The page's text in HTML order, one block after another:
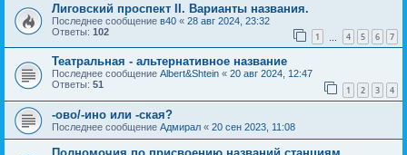
Лиговский проспект II. Варианты названия.
Последнее сообщение в40 « 28 авг 2024, 23:32
Ответы: 102 1 4 5 6 7
Театральная - альтернативное название
Последнее сообщение Albert&Shtein « 20 авг 2024, 12:47
Ответы: 51 1 2 3 4
-ово/-ино или -ская?
Последнее сообщение Адмирал « 20 сен 2023, 11:08